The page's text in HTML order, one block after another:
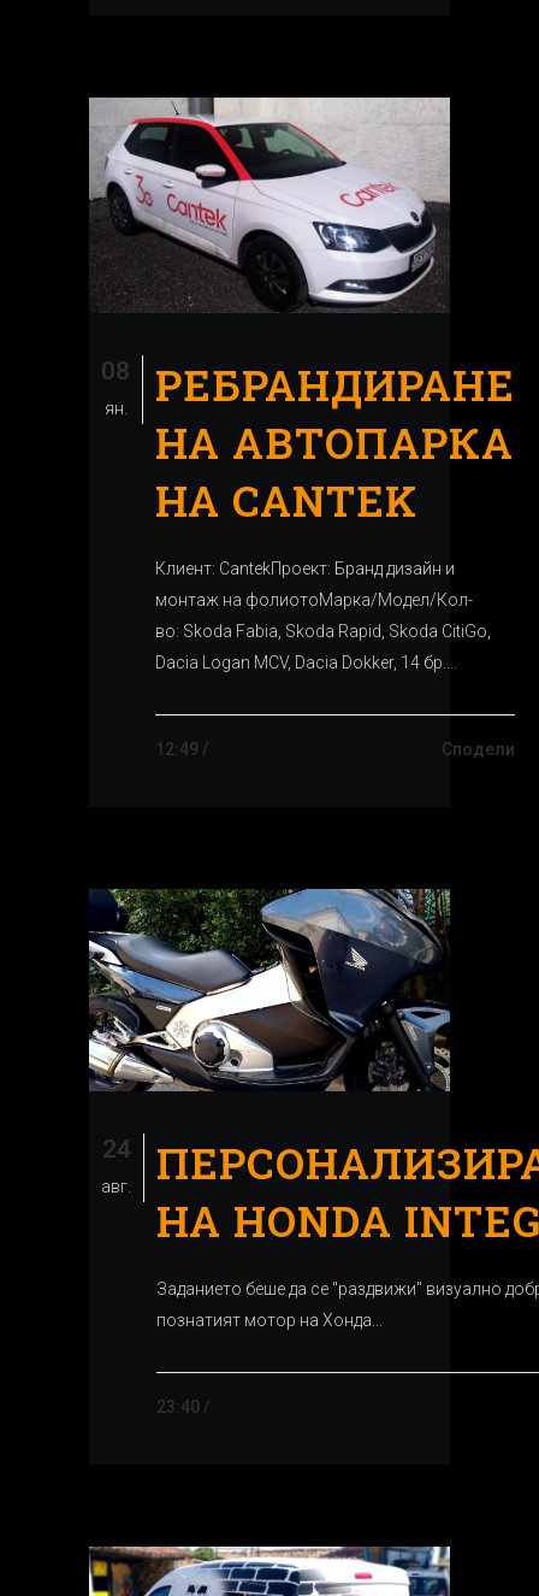
08
ян.
РЕБРАНДИРАНЕ
НА АВТОПАРКА
НА CANTEK
Клиент: CantekПроект: Бранд дизайн и
монтаж на фолиотоМарка/Модел/Кол-
во: Skoda Fabia, Skoda Rapid, Skoda CitiGo,
Dacia Logan MCV, Dacia Dokker, 14 бр....
12:49 / Сподели
24
авг.
НА HONDA
Заданието беше да се "раздвижи" визуално
познатият мотор на Хонда...
23:40 /